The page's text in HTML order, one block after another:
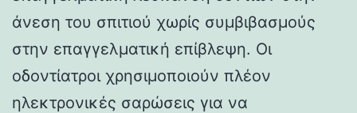
άνεση του σπιτιού χωρίς συμβιβασμούς
στην επαγγελματική επίβλεψη. Οι
οδοντίατροι χρησιμοποιούν πλέον
ηλεκτρονικές σαρώσεις για να